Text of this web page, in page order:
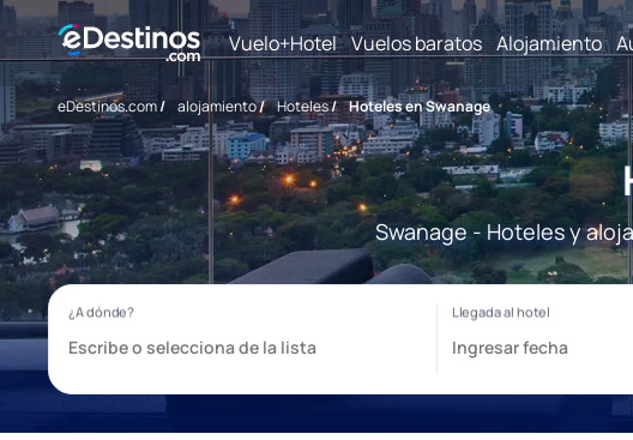
Vuelo+Hotel Vuelos baratos Alojamiento
eDestinos.com/ alojamiento/ Hoteles/ Hoteles en Swanage
Swanage - Hoteles y